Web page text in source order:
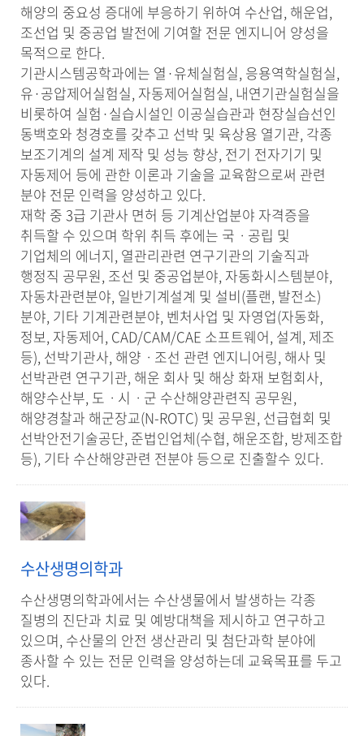
해양의 중요성 증대에 부응하기 위하여 수산업, 해운업,
조선업 및 중공업 발전에 기여할 전문 엔지니어 양성을
목적으로 한다.
기관시스템공학과에는 열·유체실험실, 응용역학실험실,
유·공압제어실험실, 자동제어실험실, 내연기관실험실을
비롯하여 실험·실습시설인 이공실습관과 현장실습선인
동백호와 청경호를 갖추고 선박 및 육상용 열기관, 각종
보조기계의 설계 제작 및 성능 향상, 전기 전자기기 및
자동제어 등에 관한 이론과 기술을 교육함으로써 관련
분야 전문 인력을 양성하고 있다.
재학 중 3급 기관사 면허 등 기계산업분야 자격증을
취득할 수 있으며 학위 취득 후에는 국ㆍ공립 및
기업체의 에너지, 열관리관련 연구기관의 기술직과
행정직 공무원, 조선 및 중공업분야, 자동화시스템분야,
자동차관련분야, 일반기계설계 및 설비(플랜, 발전소)
분야, 기타 기계관련분야, 벤처사업 및 자영업(자동화,
정보, 자동제어, CAD/CAM/CAE 소프트웨어, 설계, 제조
등), 선박기관사, 해양ㆍ조선 관련 엔지니어링, 해사 및
선박관련 연구기관, 해운 회사 및 해상 화재 보험회사,
해양수산부, 도ㆍ시ㆍ군 수산해양관련직 공무원,
해양경찰과 해군장교(N-ROTC) 및 공무원, 선급협회 및
선박안전기술공단, 준법인업체(수협, 해운조합, 방제조합
등), 기타 수산해양관련 전분야 등으로 진출할수 있다.
수산생명의학과
수산생명의학과에서는 수산생물에서 발생하는 각종
질병의 진단과 치료 및 예방대책을 제시하고 연구하고
있으며, 수산물의 안전 생산관리 및 첨단과학 분야에
종사할 수 있는 전문 인력을 양성하는데 교육목표를 두고
있다.